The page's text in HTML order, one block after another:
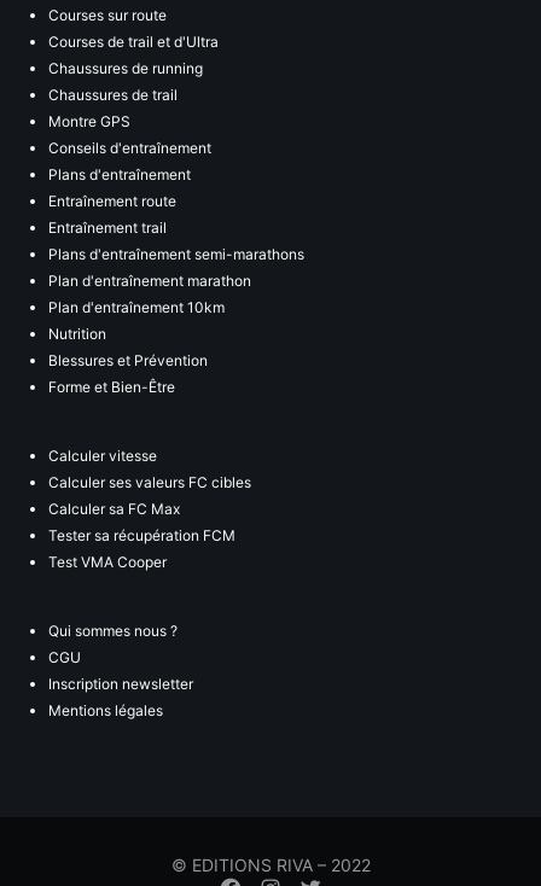
Courses sur route
Courses de trail et d'Ultra
Chaussures de running
Chaussures de trail
Montre GPS
Conseils d'entraînement
Plans d'entraînement
Entraînement route
Entraînement trail
Plans d'entraînement semi-marathons
Plan d'entraînement marathon
Plan d'entraînement 10km
Nutrition
Blessures et Prévention
Forme et Bien-Être
Calculer vitesse
Calculer ses valeurs FC cibles
Calculer sa FC Max
Tester sa récupération FCM
Test VMA Cooper
Qui sommes nous ?
CGU
Inscription newsletter
Mentions légales
© EDITIONS RIVA – 2022